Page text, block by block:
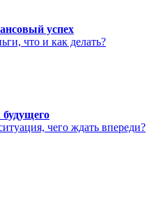
успех
что и как делать?
чего ждать впереди?